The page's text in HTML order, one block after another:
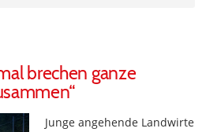
brechen ganze
Junge angehende Landwirte